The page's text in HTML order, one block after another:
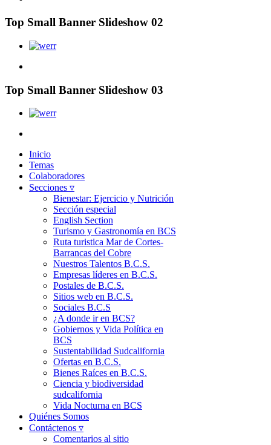
Top Small Banner Slideshow 02
Top Small Banner Slideshow 03
Inicio
Temas
Colaboradores
Secciones ▿
Bienestar: Ejercicio y Nutrición
Sección especial
English Section
Turismo y Gastronomía en BCS
Ruta turistica Mar de Cortes-
Barrancas del Cobre
Nuestros Talentos B.C.S.
Empresas líderes en B.C.S.
Postales de B.C.S.
Sitios web en B.C.S.
Sociales B.C.S
¿A donde ir en BCS?
Gobiernos y Vida Política en
BCS
Sustentabilidad Sudcalifornia
Ofertas en B.C.S.
Bienes Raíces en B.C.S.
Ciencia y biodiversidad
sudcalifornia
Vida Nocturna en BCS
Quiénes Somos
Contáctenos ▿
Comentarios al sitio